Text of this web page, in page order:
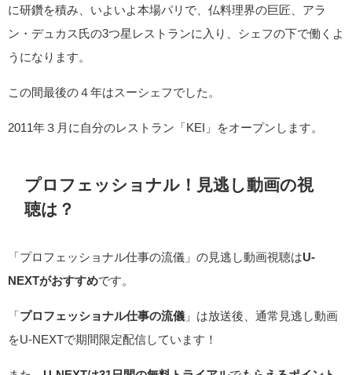
に研鑽を積み、いよいよ本場パリで、仏料理界の巨匠、アラ
ン・デュカス氏の3つ星レストランに入り、シェフの下で働くよ
うになります。
この間最後の４年はスーシェフでした。
2011年３月に自分のレストラン「KEI」をオープンします。
プロフェッショナル！見逃し動画の視
聴は？
「プロフェッショナル仕事の流儀」の見逃し動画視聴はU-
NEXTがおすすめです。
「 プロフェッショナル仕事の流儀 」は放送後、通常見逃し動画
をU-NEXTで期間限定配信しています！